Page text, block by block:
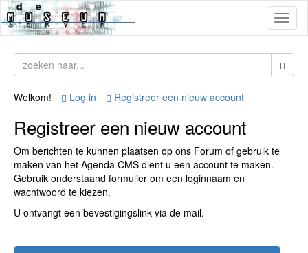
Welkom! Log in Registreer een nieuw account
Registreer een nieuw account
Om berichten te kunnen plaatsen op ons Forum of gebruik te
maken van het Agenda CMS dient u een account te maken.
Gebruik onderstaand formulier om een loginnaam en
wachtwoord te kiezen.
U ontvangt een bevestigingslink via de mail.